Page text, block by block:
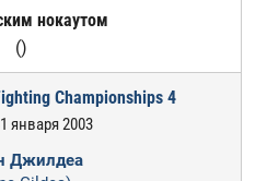
нокаутом
()
Championships 4
января 2003
Джилдеа